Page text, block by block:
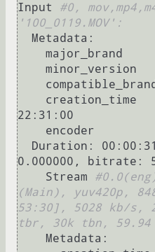
Input #0,
'100_0119.MOV':
22:31:00
0.000000, bitrate:
    Stream
(Main), yuv420p,
53:30], 5028 kb/s,
tbr, 30k tbn, 59.94